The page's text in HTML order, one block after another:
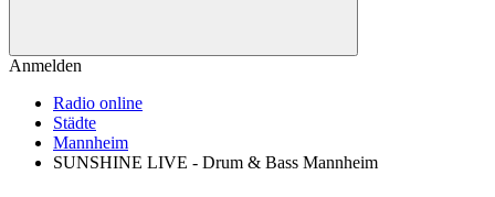
Anmelden
Radio online
Städte
Mannheim
SUNSHINE LIVE - Drum & Bass Mannheim